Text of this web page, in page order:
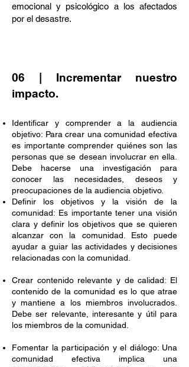
emocional y psicológico a los afectados
por el desastre.
06 | Incrementar nuestro
impacto.
Identificar y comprender a la audiencia
objetivo: Para crear una comunidad efectiva
es importante comprender quiénes son las
personas que se desean involucrar en ella.
Debe hacerse una investigación para
conocer las necesidades, deseos y
preocupaciones de la audiencia objetivo.
Definir los objetivos y la visión de la
comunidad: Es importante tener una visión
clara y definir los objetivos que se quieren
alcanzar con la comunidad. Esto puede
ayudar a guiar las actividades y decisiones
relacionadas con la comunidad.
Crear contenido relevante y de calidad: El
contenido de la comunidad es lo que atrae
y mantiene a los miembros involucrados.
Debe ser relevante, interesante y útil para
los miembros de la comunidad.
Fomentar la participación y el diálogo: Una
comunidad efectiva implica una